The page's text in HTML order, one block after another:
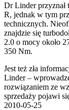
Dr Linder przyznał
R, jednak w tym
technicznych.
znajdzie się
2.0 o mocy około
350 Nm.
Jest też zła
Linder –
rozwiązaniem ze
sprzedaży pojawi
2010-05-25